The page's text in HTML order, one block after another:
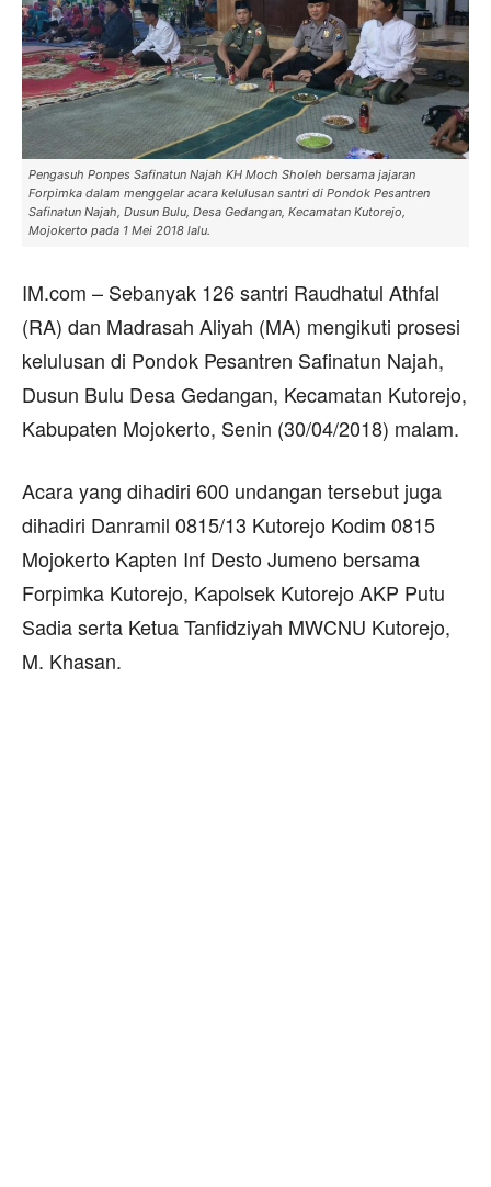
Pengasuh Ponpes Safinatun Najah KH Moch Sholeh bersama jajaran
Forpimka dalam menggelar acara kelulusan santri di Pondok Pesantren
Safinatun Najah, Dusun Bulu, Desa Gedangan, Kecamatan Kutorejo,
Mojokerto pada 1 Mei 2018 lalu.
IM.com – Sebanyak 126 santri Raudhatul Athfal
(RA) dan Madrasah Aliyah (MA) mengikuti prosesi
kelulusan di Pondok Pesantren Safinatun Najah,
Dusun Bulu Desa Gedangan, Kecamatan Kutorejo,
Kabupaten Mojokerto, Senin (30/04/2018) malam.
Acara yang dihadiri 600 undangan tersebut juga
dihadiri Danramil 0815/13 Kutorejo Kodim 0815
Mojokerto Kapten Inf Desto Jumeno bersama
Forpimka Kutorejo, Kapolsek Kutorejo AKP Putu
Sadia serta Ketua Tanfidziyah MWCNU Kutorejo,
M. Khasan.